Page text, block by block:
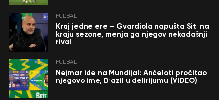
FUDBAL
Kraj jedne ere – Gvardiola napušta Siti na
kraju sezone, menja ga njegov nekadašnji
rival
FUDBAL
Nejmar ide na Mundijal: Anćeloti pročitao
njegovo ime, Brazil u delirijumu (VIDEO)